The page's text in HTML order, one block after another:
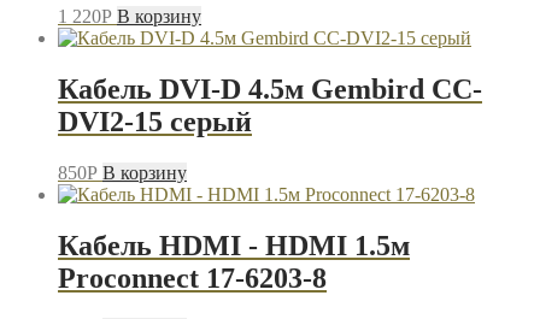
1 220P В корзину
Кабель DVI-D 4.5м Gembird CC-
DVI2-15 серый
850P В корзину
Кабель HDMI - HDMI 1.5м
Proconnect 17-6203-8